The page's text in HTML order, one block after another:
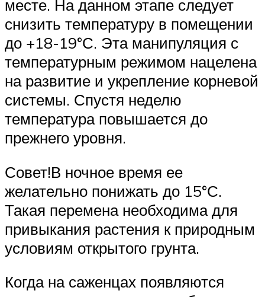
месте. На данном этапе следует
снизить температуру в помещении
до +18-19°С. Эта манипуляция с
температурным режимом нацелена
на развитие и укрепление корневой
системы. Спустя неделю
температура повышается до
прежнего уровня.
Совет!В ночное время ее
желательно понижать до 15°С.
Такая перемена необходима для
привыкания растения к природным
условиям открытого грунта.
Когда на саженцах появляются